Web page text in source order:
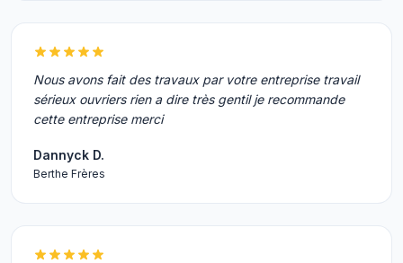
Nous avons fait des travaux par votre entreprise travail
sérieux ouvriers rien a dire très gentil je recommande
cette entreprise merci
Dannyck D.
Berthe Frères